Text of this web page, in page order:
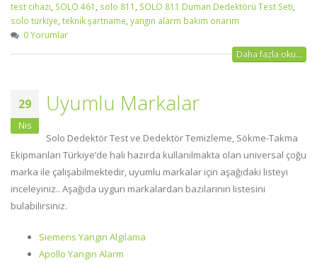
test cihazı, SOLO 461 , solo 811 , SOLO 811 Duman Dedektörü Test Seti,
solo türkiye, teknik şartname, yangın alarm bakım onarım
0 Yorumlar
Daha fazla oku...
29
Nis
Uyumlu Markalar
Solo Dedektör Test ve Dedektör Temizleme, Sökme-Takma
Ekipmanları Türkiye’de halı hazırda kullanılmakta olan universal çoğu
marka ile çalışabilmektedir, uyumlu markalar için aşağıdaki listeyi
inceleyiniz.. Aşağıda uygun markalardan bazılarının listesini
bulabilirsiniz.
Siemens Yangın Algılama
Apollo Yangın Alarm